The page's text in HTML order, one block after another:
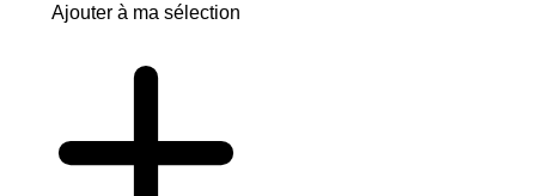
Ajouter à ma sélection